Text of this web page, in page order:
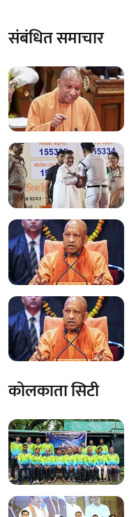
संबंधित समाचार
कोलकाता सिटी